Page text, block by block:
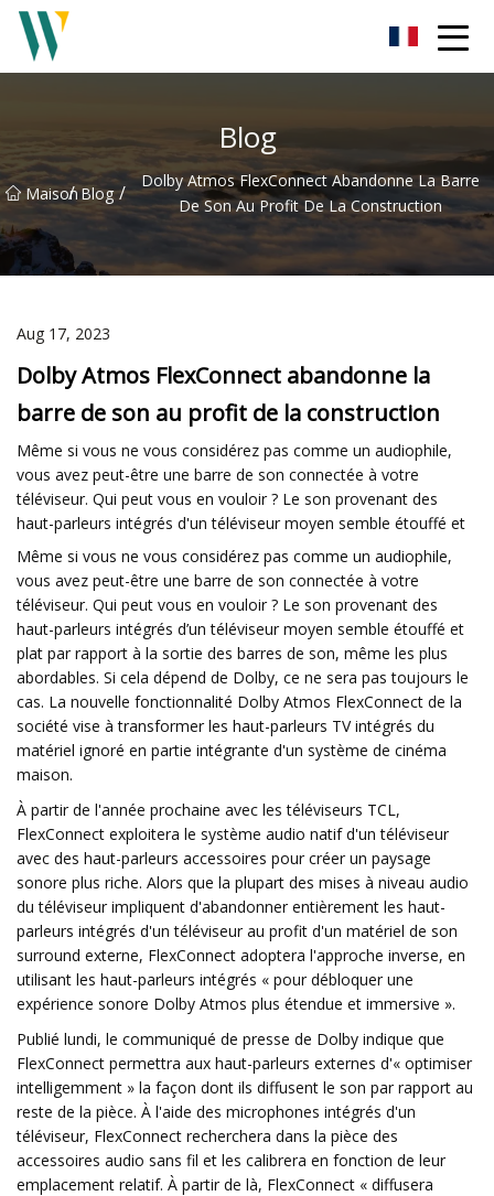
Blog
Maison
/ Blog /
Dolby Atmos FlexConnect Abandonne La Barre
De Son Au Profit De La Construction
Aug 17, 2023
Dolby Atmos FlexConnect abandonne la
barre de son au profit de la construction
Même si vous ne vous considérez pas comme un audiophile,
vous avez peut-être une barre de son connectée à votre
téléviseur. Qui peut vous en vouloir ? Le son provenant des
haut-parleurs intégrés d'un téléviseur moyen semble étouffé et
Même si vous ne vous considérez pas comme un audiophile,
vous avez peut-être une barre de son connectée à votre
téléviseur. Qui peut vous en vouloir ? Le son provenant des
haut-parleurs intégrés d’un téléviseur moyen semble étouffé et
plat par rapport à la sortie des barres de son, même les plus
abordables. Si cela dépend de Dolby, ce ne sera pas toujours le
cas. La nouvelle fonctionnalité Dolby Atmos FlexConnect de la
société vise à transformer les haut-parleurs TV intégrés du
matériel ignoré en partie intégrante d'un système de cinéma
maison.
À partir de l'année prochaine avec les téléviseurs TCL,
FlexConnect exploitera le système audio natif d'un téléviseur
avec des haut-parleurs accessoires pour créer un paysage
sonore plus riche. Alors que la plupart des mises à niveau audio
du téléviseur impliquent d'abandonner entièrement les haut-
parleurs intégrés d'un téléviseur au profit d'un matériel de son
surround externe, FlexConnect adoptera l'approche inverse, en
utilisant les haut-parleurs intégrés « pour débloquer une
expérience sonore Dolby Atmos plus étendue et immersive ».
Publié lundi, le communiqué de presse de Dolby indique que
FlexConnect permettra aux haut-parleurs externes d'« optimiser
intelligemment » la façon dont ils diffusent le son par rapport au
reste de la pièce. À l'aide des microphones intégrés d'un
téléviseur, FlexConnect recherchera dans la pièce des
accessoires audio sans fil et les calibrera en fonction de leur
emplacement relatif. À partir de là, FlexConnect « diffusera